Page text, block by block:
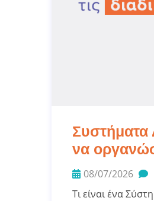
Συστήματα
να
08/07/2026
Τι είναι ένα